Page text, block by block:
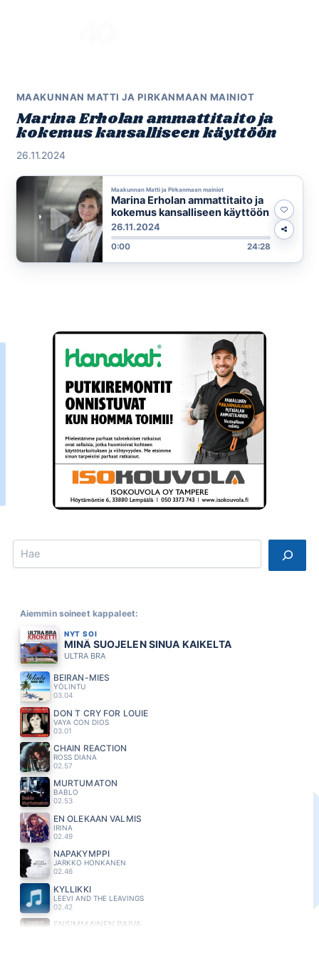
MAAKUNNAN MATTI JA PIRKANMAAN MAINIOT
Marina Erholan ammattitaito ja
kokemus kansalliseen käyttöön
26.11.2024
Maakunnan Matti ja Pirkanmaan mainiot
Marina Erholan ammattitaito ja
kokemus kansalliseen käyttöön
26.11.2024
0:00 24:28
Search
Aiemmin soineet kappaleet:
NYT SOI
MINÄ SUOJELEN SINUA KAIKELTA
ULTRA BRA
BEIRAN-MIES
YÖLINTU
03.04
DON T CRY FOR LOUIE
VAYA CON DIOS
03.01
CHAIN REACTION
ROSS DIANA
02.57
MURTUMATON
BABLO
02.53
EN OLEKAAN VALMIS
IRINA
02.49
NAPAKYMPPI
JARKKO HONKANEN
02.46
KYLLIKKI
LEEVI AND THE LEAVINGS
02.42
ENSIMMÄINEN PÄIVÄ